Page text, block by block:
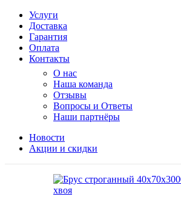
Услуги
Доставка
Гарантия
Оплата
Контакты
О нас
Наша команда
Отзывы
Вопросы и Ответы
Наши партнёры
Новости
Акции и скидки